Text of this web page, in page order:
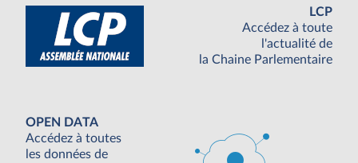
LCP
Accédez à toute
l'actualité de
la Chaine Parlementaire
OPEN DATA
Accédez à toutes
les données de